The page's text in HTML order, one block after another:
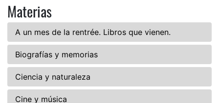
Materias
A un mes de la rentrée. Libros que vienen.
Biografías y memorias
Ciencia y naturaleza
Cine y música